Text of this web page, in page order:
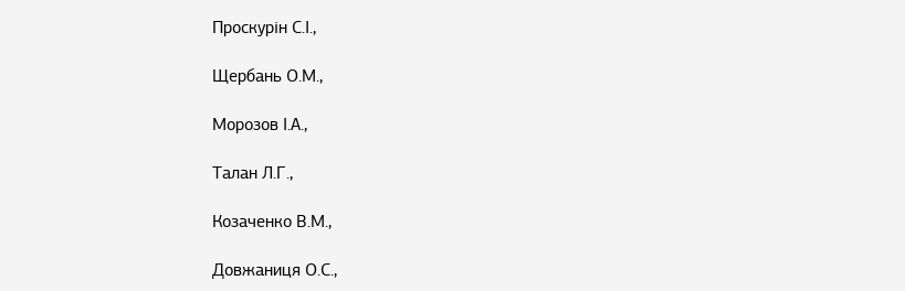
Проскурін С.І.,
Щербань О.М.,
Морозов І.А.,
Талан Л.Г.,
Козаченко В.М.,
Довжаниця О.С.,